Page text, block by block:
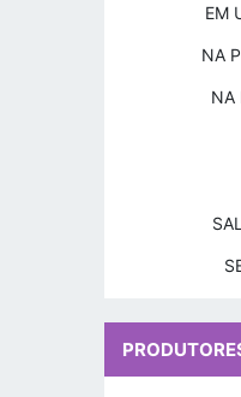
EM
NA
NA